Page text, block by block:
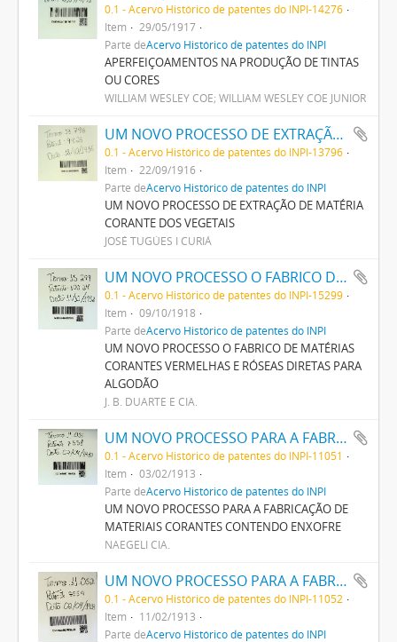
0.1 - Acervo Histórico de patentes do INPI-14276
Item
29/05/1917
Parte deAcervo Histórico de patentes do INPI
APERFEIÇOAMENTOS NA PRODUÇÃO DE TINTAS
OU CORES
WILLIAM WESLEY COE; WILLIAM WESLEY COE JUNIOR
UM NOVO PROCESSO DE EXTRAÇÃO DE MATERIA CORANTE DOS VEGETAES
0.1 - Acervo Histórico de patentes do INPI-13796
Item
22/09/1916
Parte deAcervo Histórico de patentes do INPI
UM NOVO PROCESSO DE EXTRAÇÃO DE MATÉRIA
CORANTE DOS VEGETAIS
JOSÉ TUGÚES I CURIÁ
UM NOVO PROCESSO O FABRICO DE MATERIAS CORANTES VERMELHAS E ROSEAS DIRECTAS PARA ALGODÃO
0.1 - Acervo Histórico de patentes do INPI-15299
Item
09/10/1918
Parte deAcervo Histórico de patentes do INPI
UM NOVO PROCESSO O FABRICO DE MATÉRIAS
CORANTES VERMELHAS E RÓSEAS DIRETAS PARA
ALGODÃO
J. B. DUARTE E CIA.
UM NOVO PROCESSO PARA A FABRICAÇÃO DE MATERIAIS CORANTES CONTENDO ENXOFRE
0.1 - Acervo Histórico de patentes do INPI-11051
Item
03/02/1913
Parte deAcervo Histórico de patentes do INPI
UM NOVO PROCESSO PARA A FABRICAÇÃO DE
MATERIAIS CORANTES CONTENDO ENXOFRE
NAEGELI CIA.
UM NOVO PROCESSO PARA A FABRICAÇÃO DE MATERIAS CORANTES AMARELLAS E CASTANHAS PARA TINGIR ALGODÃO E PARA TINGIR LÂ
0.1 - Acervo Histórico de patentes do INPI-11052
Item
11/02/1913
Parte deAcervo Histórico de patentes do INPI